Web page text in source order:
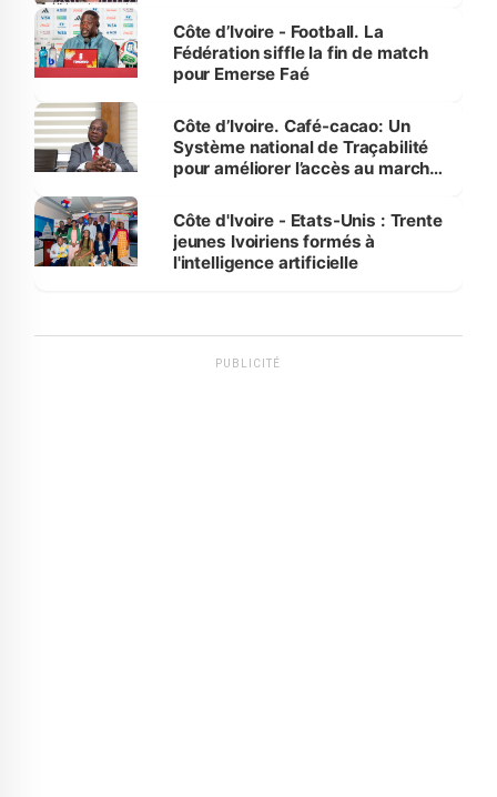
Côte d’Ivoire - Football. La
Fédération siffle la fin de match
pour Emerse Faé
Côte d’Ivoire. Café-cacao: Un
Système national de Traçabilité
pour améliorer l’accès au marché
Côte d'Ivoire - Etats-Unis : Trente
jeunes Ivoiriens formés à
l'intelligence artificielle
PUBLICITÉ